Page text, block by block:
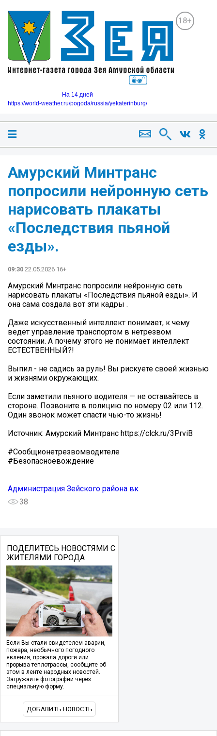
18+
На 14 дней
https://world-weather.ru/pogoda/russia/yekaterinburg/
Амурский Минтранс
попросили нейронную сеть
нарисовать плакаты
«Последствия пьяной
езды».
09:30 22.05.2026 16+
Амурский Минтранс попросили нейронную сеть
нарисовать плакаты «Последствия пьяной езды». И
она сама создала вот эти кадры ️.
Даже искусственный интеллект понимает, к чему
ведёт управление транспортом в нетрезвом
состоянии. А почему этого не понимает интеллект
ЕСТЕСТВЕННЫЙ?!
Выпил - не садись за руль! Вы рискуете своей жизнью
и жизнями окружающих.
Если заметили пьяного водителя — не оставайтесь в
стороне. Позвоните в полицию по номеру 02 или 112.
Один звонок может спасти чью-то жизнь!
Источник: Амурский Минтранс https://clck.ru/3PrviB
#Сообщионетрезвомводителе
#Безопасноевождение
Администрация Зейского района вк
38
ПОДЕЛИТЕСЬ НОВОСТЯМИ С
ЖИТЕЛЯМИ ГОРОДА
Если Вы стали свидетелем аварии,
пожара, необычного погодного
явления, провала дороги или
прорыва теплотрассы, сообщите об
этом в ленте народных новостей.
Загружайте фотографии через
специальную форму.
ДОБАВИТЬ НОВОСТЬ